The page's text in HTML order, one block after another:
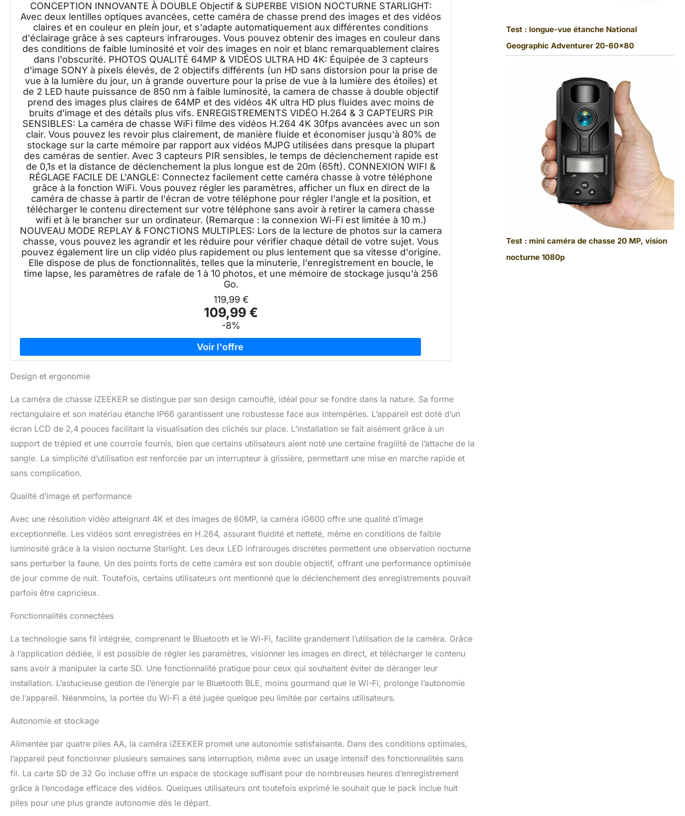
CONCEPTION INNOVANTE À DOUBLE Objectif & SUPERBE VISION NOCTURNE STARLIGHT:
Avec deux lentilles optiques avancées, cette caméra de chasse prend des images et des vidéos
claires et en couleur en plein jour, et s'adapte automatiquement aux différentes conditions
d'éclairage grâce à ses capteurs infrarouges. Vous pouvez obtenir des images en couleur dans
des conditions de faible luminosité et voir des images en noir et blanc remarquablement claires
dans l'obscurité. PHOTOS QUALITÉ 64MP & VIDÉOS ULTRA HD 4K: Équipée de 3 capteurs
d'image SONY à pixels élevés, de 2 objectifs différents (un HD sans distorsion pour la prise de
vue à la lumière du jour, un à grande ouverture pour la prise de vue à la lumière des étoiles) et
de 2 LED haute puissance de 850 nm à faible luminosité, la camera de chasse à double objectif
prend des images plus claires de 64MP et des vidéos 4K ultra HD plus fluides avec moins de
bruits d'image et des détails plus vifs. ENREGISTREMENTS VIDÉO H.264 & 3 CAPTEURS PIR
SENSIBLES: La caméra de chasse WiFi filme des vidéos H.264 4K 30fps avancées avec un son
clair. Vous pouvez les revoir plus clairement, de manière fluide et économiser jusqu'à 80% de
stockage sur la carte mémoire par rapport aux vidéos MJPG utilisées dans presque la plupart
des caméras de sentier. Avec 3 capteurs PIR sensibles, le temps de déclenchement rapide est
de 0,1s et la distance de déclenchement la plus longue est de 20m (65ft). CONNEXION WIFI &
RÉGLAGE FACILE DE L'ANGLE: Connectez facilement cette caméra chasse à votre téléphone
grâce à la fonction WiFi. Vous pouvez régler les paramètres, afficher un flux en direct de la
caméra de chasse à partir de l'écran de votre téléphone pour régler l'angle et la position, et
télécharger le contenu directement sur votre téléphone sans avoir à retirer la camera chasse
wifi et à le brancher sur un ordinateur. (Remarque : la connexion Wi-Fi est limitée à 10 m.)
NOUVEAU MODE REPLAY & FONCTIONS MULTIPLES: Lors de la lecture de photos sur la camera
chasse, vous pouvez les agrandir et les réduire pour vérifier chaque détail de votre sujet. Vous
pouvez également lire un clip vidéo plus rapidement ou plus lentement que sa vitesse d'origine.
Elle dispose de plus de fonctionnalités, telles que la minuterie, l'enregistrement en boucle, le
time lapse, les paramètres de rafale de 1 à 10 photos, et une mémoire de stockage jusqu'à 256
Go.
119,99 €
109,99 €
-8%
Design et ergonomie
La caméra de chasse iZEEKER se distingue par son design camouflé, idéal pour se fondre dans la nature. Sa forme
rectangulaire et son matériau étanche IP66 garantissent une robustesse face aux intempéries. L’appareil est doté d’un
écran LCD de 2,4 pouces facilitant la visualisation des clichés sur place. L’installation se fait aisément grâce à un
support de trépied et une courroie fournis, bien que certains utilisateurs aient noté une certaine fragilité de l’attache de la
sangle. La simplicité d’utilisation est renforcée par un interrupteur à glissière, permettant une mise en marche rapide et
sans complication.
Qualité d’image et performance
Avec une résolution vidéo atteignant 4K et des images de 60MP, la caméra iG600 offre une qualité d’image
exceptionnelle. Les vidéos sont enregistrées en H.264, assurant fluidité et netteté, même en conditions de faible
luminosité grâce à la vision nocturne Starlight. Les deux LED infrarouges discrètes permettent une observation nocturne
sans perturber la faune. Un des points forts de cette caméra est son double objectif, offrant une performance optimisée
de jour comme de nuit. Toutefois, certains utilisateurs ont mentionné que le déclenchement des enregistrements pouvait
parfois être capricieux.
Fonctionnalités connectées
La technologie sans fil intégrée, comprenant le Bluetooth et le Wi-Fi, facilite grandement l’utilisation de la caméra. Grâce
à l’application dédiée, il est possible de régler les paramètres, visionner les images en direct, et télécharger le contenu
sans avoir à manipuler la carte SD. Une fonctionnalité pratique pour ceux qui souhaitent éviter de déranger leur
installation. L’astucieuse gestion de l’énergie par le Bluetooth BLE, moins gourmand que le Wi-Fi, prolonge l’autonomie
de l’appareil. Néanmoins, la portée du Wi-Fi a été jugée quelque peu limitée par certains utilisateurs.
Autonomie et stockage
Alimentée par quatre piles AA, la caméra iZEEKER promet une autonomie satisfaisante. Dans des conditions optimales,
l’appareil peut fonctionner plusieurs semaines sans interruption, même avec un usage intensif des fonctionnalités sans
fil. La carte SD de 32 Go incluse offre un espace de stockage suffisant pour de nombreuses heures d’enregistrement
grâce à l’encodage efficace des vidéos. Quelques utilisateurs ont toutefois exprimé le souhait que le pack inclue huit
piles pour une plus grande autonomie dès le départ.
Test : longue-vue étanche National
Geographic Adventurer 20-60×80
Test : mini caméra de chasse 20 MP, vision
nocturne 1080p